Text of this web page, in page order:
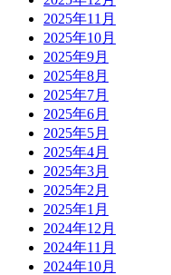
2025年11月
2025年10月
2025年9月
2025年8月
2025年7月
2025年6月
2025年5月
2025年4月
2025年3月
2025年2月
2025年1月
2024年12月
2024年11月
2024年10月